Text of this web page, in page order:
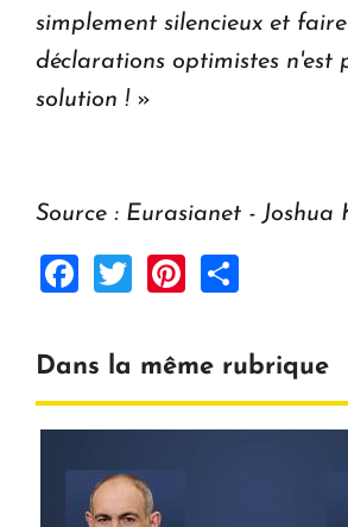
simplement silencieux et
déclarations optimistes n'est
solution ! »
Source : Eurasianet - Joshua
Facebook
TwitterPinterest
Dans la même rubrique